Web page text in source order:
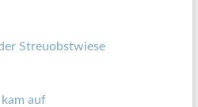
Streuobstwiese
auf